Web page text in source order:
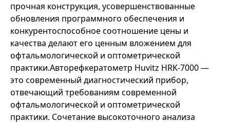
прочная конструкция, усовершенствованные
обновления программного обеспечения и
конкурентоспособное соотношение цены и
качества делают его ценным вложением для
офтальмологической и оптометрической
практики.Авторефкератометр Huvitz HRK-7000 —
это современный диагностический прибор,
отвечающий требованиям современной
офтальмологической и оптометрической
практики. Сочетание высокоточного анализа